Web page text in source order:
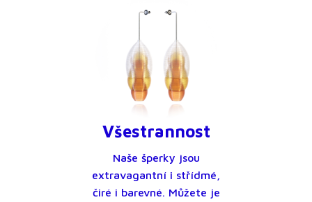
Všestrannost
Naše šperky jsou
extravagantní i střídmé,
čiré i barevné. Můžete je